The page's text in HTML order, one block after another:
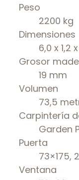
Peso
2200 kg
Dimensiones
6,0 x 1,2
Grosor
19 mm
Volumen
73,5
Carpintería
Garden
Puerta
73×175,
Ventana